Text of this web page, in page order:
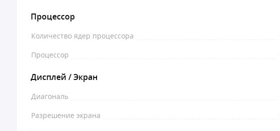
Процессор
Количество ядер процессора
Процессор
Дисплей / Экран
Диагональ
Разрешение экрана